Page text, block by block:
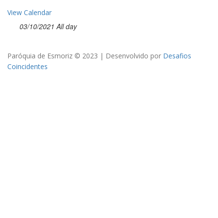
View Calendar
03/10/2021 All day
Paróquia de Esmoriz © 2023 | Desenvolvido por Desafios
Coincidentes